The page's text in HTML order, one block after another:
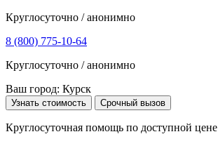
Круглосуточно / анонимно
8 (800) 775-10-64
Круглосуточно / анонимно
Ваш город: Курск
Узнать стоимость Срочный вызов
Круглосуточная помощь по доступной цене